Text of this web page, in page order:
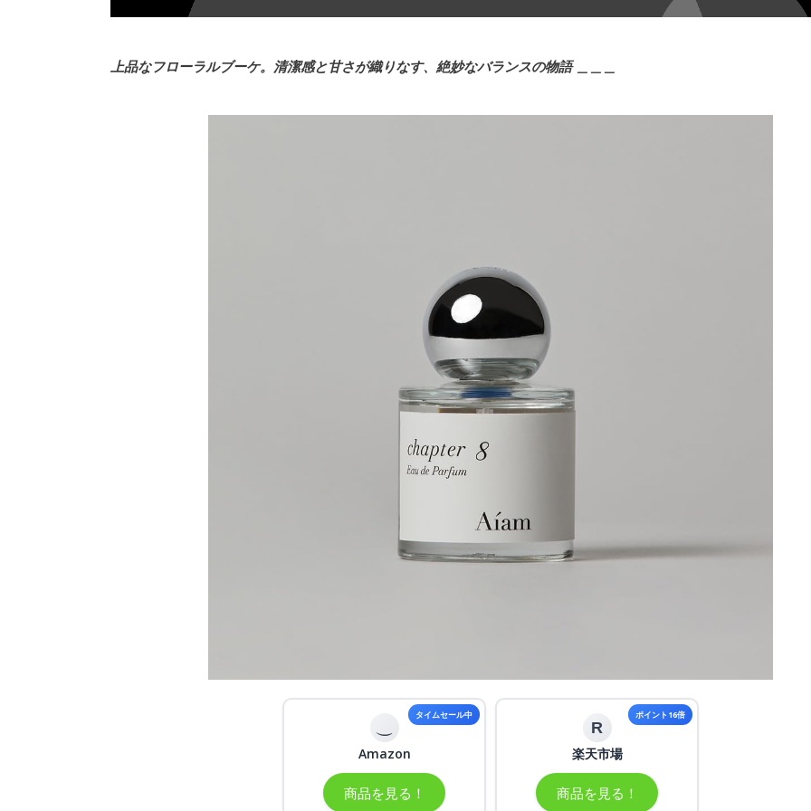
上品なフローラルブーケ。清潔感と甘さが織りなす、絶妙なバランスの物語＿＿＿
タイムセール中
Amazon
商品を見る！
ポイント16倍
R
楽天市場
商品を見る！